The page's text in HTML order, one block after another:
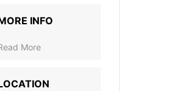
INFO
More